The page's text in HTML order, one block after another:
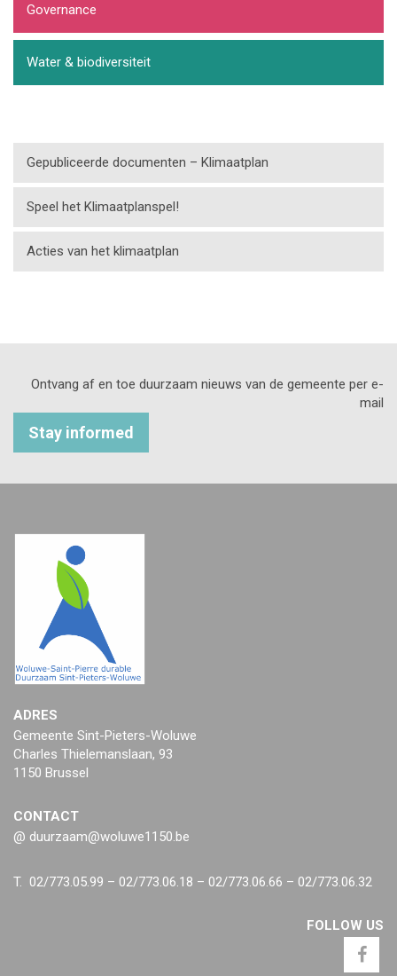
Governance
Water & biodiversiteit
Gepubliceerde documenten – Klimaatplan
Speel het Klimaatplanspel!
Acties van het klimaatplan
Ontvang af en toe duurzaam nieuws van de gemeente per e-
mail
Stay informed
ADRES
Gemeente Sint-Pieters-Woluwe
Charles Thielemanslaan, 93
1150 Brussel
CONTACT
@ duurzaam@woluwe1150.be
T. 02/773.05.99 – 02/773.06.18 – 02/773.06.66 – 02/773.06.32
FOLLOW US